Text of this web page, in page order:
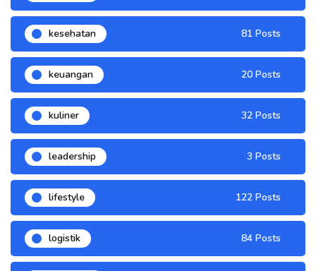
kesehatan 81 Posts
keuangan 20 Posts
kuliner 32 Posts
leadership 3 Posts
lifestyle 122 Posts
logistik 84 Posts